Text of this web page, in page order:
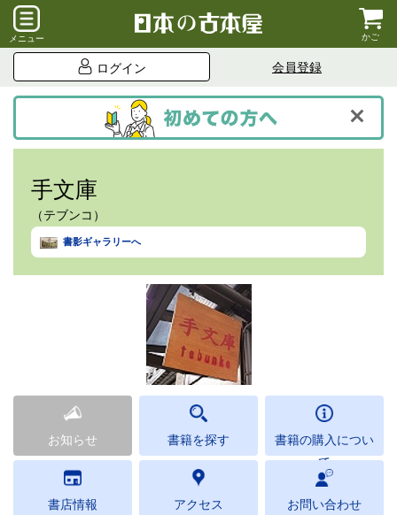
メニュー かご
ログイン 会員登録
手文庫
（テブンコ）
書影ギャラリーへ
お知らせ 書籍を探す
書籍の購入につい
て
書店情報 アクセス お問い合わせ